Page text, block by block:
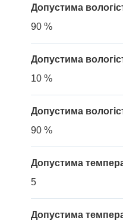
Допустима
90 %
Допустима
10 %
Допустима
90 %
Допустима
5
Допустима